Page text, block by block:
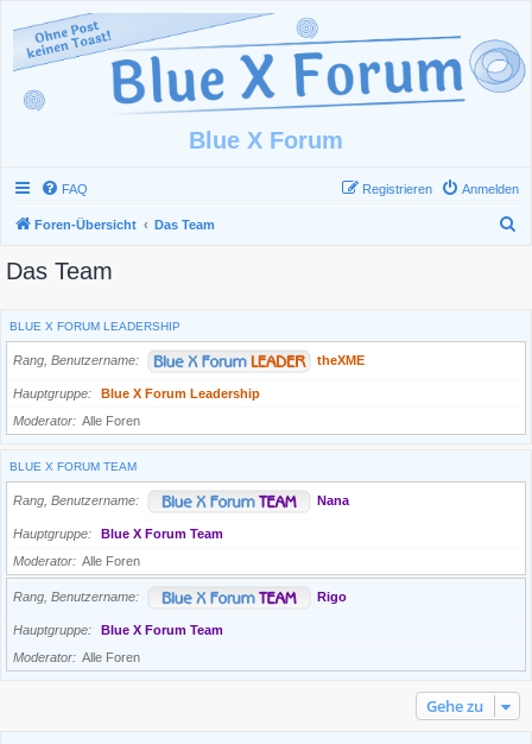
Blue X Forum
FAQ Anmelden
Registrieren
Foren-Übersicht Das Team
Das Team
BLUE X FORUM LEADERSHIP
Rang, Benutzername theXME
Hauptgruppe
Blue X Forum Leadership
Moderator
Alle Foren
BLUE X FORUM TEAM
Rang, Benutzername Nana
Hauptgruppe
Blue X Forum Team
Moderator
Alle Foren
Rang, Benutzername Rigo
Hauptgruppe
Blue X Forum Team
Moderator
Alle Foren
Gehe zu